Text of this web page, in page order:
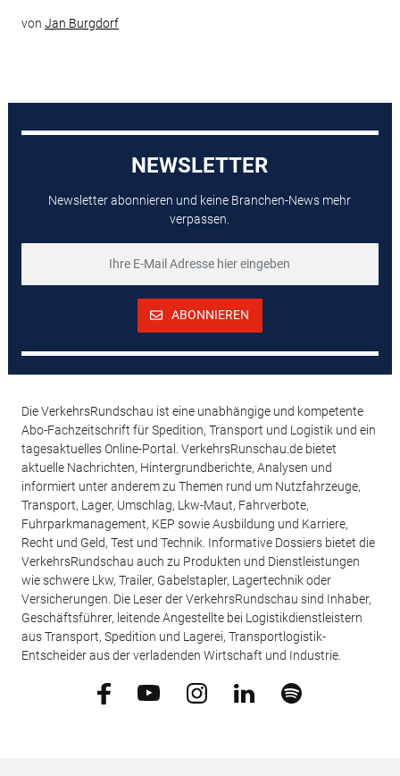
von Jan Burgdorf
NEWSLETTER
Newsletter abonnieren und keine Branchen-News mehr
verpassen.
ABONNIEREN
Die VerkehrsRundschau ist eine unabhängige und kompetente
Abo-Fachzeitschrift für Spedition, Transport und Logistik und ein
tagesaktuelles Online-Portal. VerkehrsRunschau.de bietet
aktuelle Nachrichten, Hintergrundberichte, Analysen und
informiert unter anderem zu Themen rund um Nutzfahrzeuge,
Transport, Lager, Umschlag, Lkw-Maut, Fahrverbote,
Fuhrparkmanagement, KEP sowie Ausbildung und Karriere,
Recht und Geld, Test und Technik. Informative Dossiers bietet die
VerkehrsRundschau auch zu Produkten und Dienstleistungen
wie schwere Lkw, Trailer, Gabelstapler, Lagertechnik oder
Versicherungen. Die Leser der VerkehrsRundschau sind Inhaber,
Geschäftsführer, leitende Angestellte bei Logistikdienstleistern
aus Transport, Spedition und Lagerei, Transportlogistik-
Entscheider aus der verladenden Wirtschaft und Industrie.